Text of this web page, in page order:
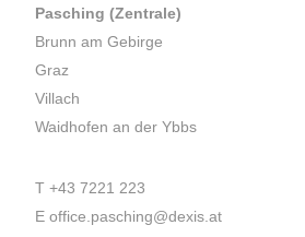
Pasching (Zentrale)
Brunn am Gebirge
Graz
Villach
Waidhofen an der Ybbs
T +43 7221 223
E office.pasching@dexis.at